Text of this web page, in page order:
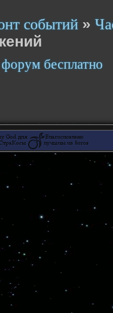
событий »
форум бесплатно